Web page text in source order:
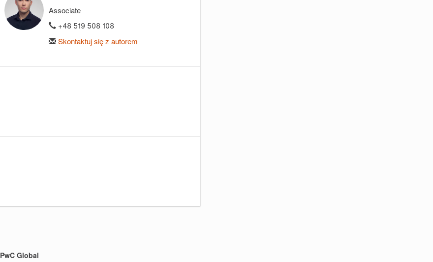
Associate
+48 519 508 108
Skontaktuj się z autorem
PwC Global